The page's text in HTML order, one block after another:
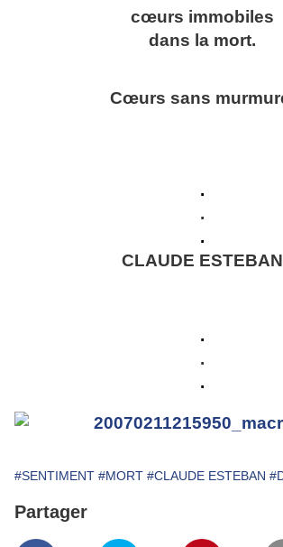
cœurs immobiles
dans la mort.
Cœurs sans
.
.
.
CLAUDE ESTEBAN
.
.
.
#SENTIMENT #MORT #CLAUDE ESTEBAN
Partager